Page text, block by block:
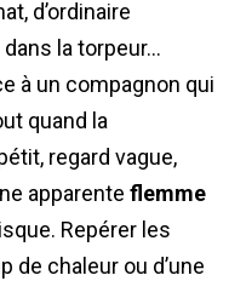
d’ordinaire
la torpeur…
à un compagnon qui
quand la
regard vague,
apparente flemme
Repérer les
de chaleur ou d’une